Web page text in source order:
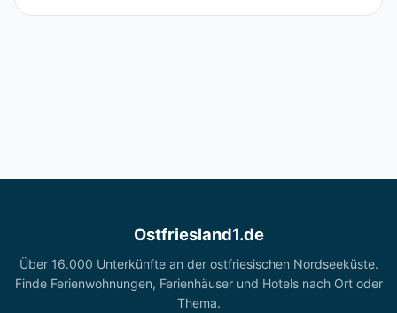
Ostfriesland1.de
Über 16.000 Unterkünfte an der ostfriesischen Nordseeküste.
Finde Ferienwohnungen, Ferienhäuser und Hotels nach Ort oder
Thema.